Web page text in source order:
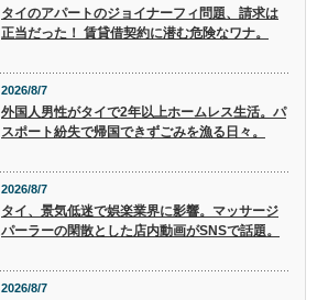
タイのアパートのジョイナーフィ問題、請求は
正当だった！ 賃貸借契約に潜む危険なワナ。
2026/8/7
外国人男性がタイで2年以上ホームレス生活。パ
スポート紛失で帰国できずごみを漁る日々。
2026/8/7
タイ、景気低迷で娯楽業界に影響。マッサージ
パーラーの閑散とした店内動画がSNSで話題。
2026/8/7